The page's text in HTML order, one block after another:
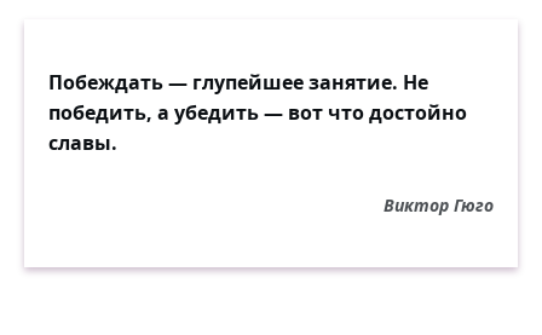
Побеждать — глупейшее занятие. Не
победить, а убедить — вот что достойно
славы.
Виктор Гюго